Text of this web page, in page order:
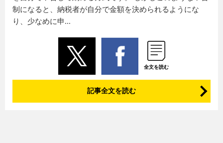
制になると、納税者が自分で金額を決められるようにな
り、少なめに申...
全文を読む
記事全文を読む